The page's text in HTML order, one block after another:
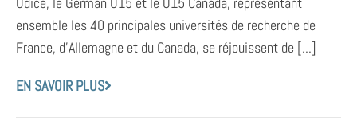
ensemble les 40 principales universités de recherche de
France, d’Allemagne et du Canada, se réjouissent de [...]
EN SAVOIR PLUS